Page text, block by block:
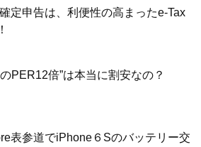
定申告は、利便性の高まったe-Tax
PER12倍”は本当に割安なの？
表参道でiPhone６Sのバッテリー交